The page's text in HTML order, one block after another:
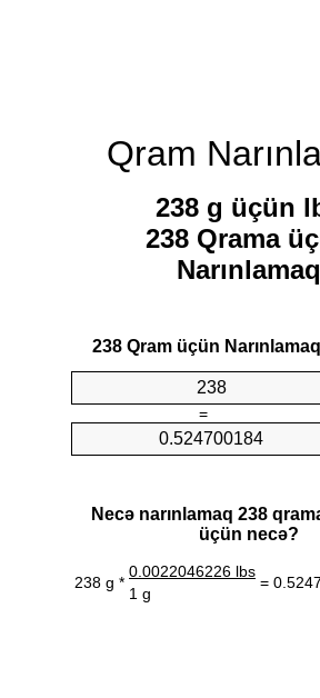
Qram
238 g üçün
238 Qrama
Narınlamaq
238 Qram üçün
=
Necə narınlamaq 238
üçün necə?
238 g *
0.0022046226 lbs
=
1 g